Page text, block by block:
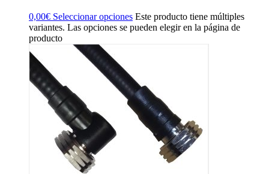
0,00€ Seleccionar opciones Este producto tiene múltiples
variantes. Las opciones se pueden elegir en la página de
producto